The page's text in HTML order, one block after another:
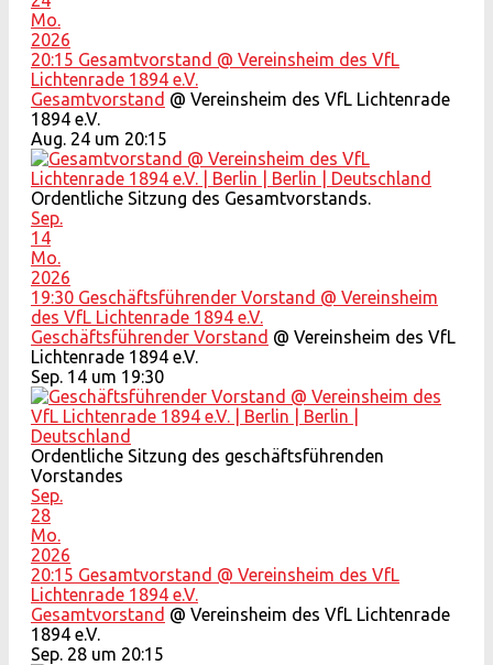
Mo.
2026
20:15 Gesamtvorstand @ Vereinsheim des VfL
Lichtenrade 1894 e.V.
Gesamtvorstand @ Vereinsheim des VfL Lichtenrade
1894 e.V.
Aug. 24 um 20:15
Ordentliche Sitzung des Gesamtvorstands.
Sep.
14
Mo.
2026
19:30 Geschäftsführender Vorstand @ Vereinsheim
des VfL Lichtenrade 1894 e.V.
Geschäftsführender Vorstand @ Vereinsheim des VfL
Lichtenrade 1894 e.V.
Sep. 14 um 19:30
Ordentliche Sitzung des geschäftsführenden
Vorstandes
Sep.
28
Mo.
2026
20:15 Gesamtvorstand @ Vereinsheim des VfL
Lichtenrade 1894 e.V.
Gesamtvorstand @ Vereinsheim des VfL Lichtenrade
1894 e.V.
Sep. 28 um 20:15